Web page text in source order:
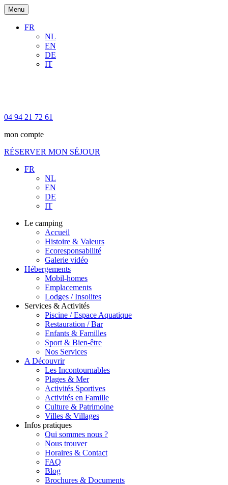
Menu
FR
NL
EN
DE
IT
04 94 21 72 61
mon compte
RÉSERVER MON SÉJOUR
FR
NL
EN
DE
IT
Le camping
Accueil
Histoire & Valeurs
Ecoresponsabilité
Galerie vidéo
Hébergements
Mobil-homes
Emplacements
Lodges / Insolites
Services & Activités
Piscine / Espace Aquatique
Restauration / Bar
Enfants & Familles
Sport & Bien-être
Nos Services
A Découvrir
Les Incontournables
Plages & Mer
Activités Sportives
Activités en Famille
Culture & Patrimoine
Villes & Villages
Infos pratiques
Qui sommes nous ?
Nous trouver
Horaires & Contact
FAQ
Blog
Brochures & Documents